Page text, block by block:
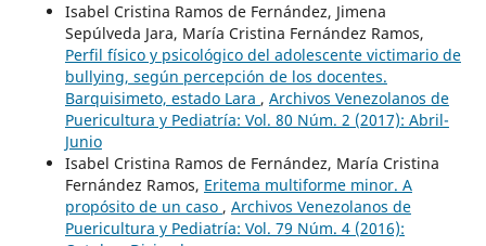
Isabel Cristina Ramos de Fernández, Jimena
Sepúlveda Jara, María Cristina Fernández Ramos,
Perfil físico y psicológico del adolescente victimario de
bullying, según percepción de los docentes.
Barquisimeto, estado Lara , Archivos Venezolanos de
Puericultura y Pediatría: Vol. 80 Núm. 2 (2017): Abril-
Junio
Isabel Cristina Ramos de Fernández, María Cristina
Fernández Ramos, Eritema multiforme minor. A
propósito de un caso , Archivos Venezolanos de
Puericultura y Pediatría: Vol. 79 Núm. 4 (2016):